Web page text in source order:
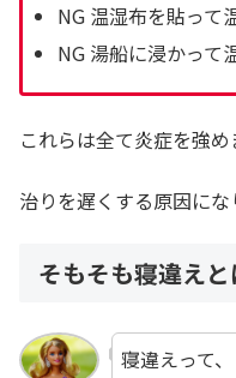
NG 温湿布を貼って
NG 湯船に浸かって
これらは全て炎症を強め
治りを遅くする原因にな
そもそも寝違え
寝違えって